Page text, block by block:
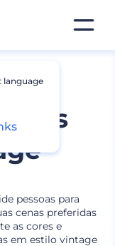
pessoas para
cenas preferidas
as cores e
em estilo vintage
language